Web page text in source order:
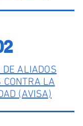
DE ALIADOS
CONTRA LA
(AVISA)